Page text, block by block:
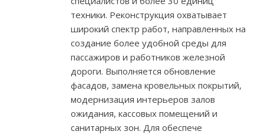
техники. Реконструкция охватывает
широкий спектр работ, направленных на
создание более удобной среды для
пассажиров и работников железной
дороги. Выполняется обновление
фасадов, замена кровельных покрытий,
модернизация интерьеров залов
ожидания, кассовых помещений и
санитарных зон. Для обеспече